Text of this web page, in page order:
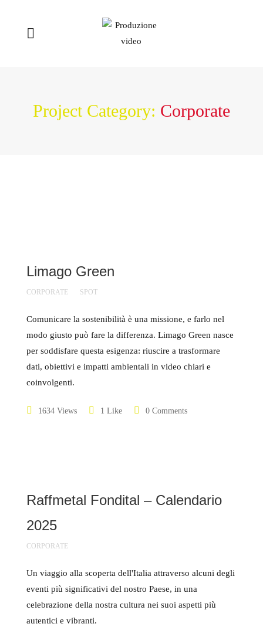
Project Category: Corporate
Limago Green
CORPORATE SPOT
Comunicare la sostenibilità è una missione, e farlo nel
modo giusto può fare la differenza. Limago Green nasce
per soddisfare questa esigenza: riuscire a trasformare
dati, obiettivi e impatti ambientali in video chiari e
coinvolgenti.
1634 Views 1 Like 0 Comments
Raffmetal Fondital – Calendario
2025
CORPORATE
Un viaggio alla scoperta dell'Italia attraverso alcuni degli
eventi più significativi del nostro Paese, in una
celebrazione della nostra cultura nei suoi aspetti più
autentici e vibranti.